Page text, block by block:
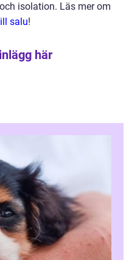
isolation. Läs mer om
salu!
här